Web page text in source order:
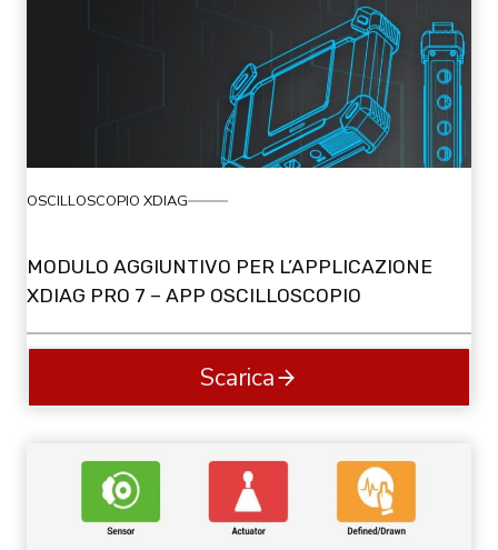
OSCILLOSCOPIO XDIAG
MODULO AGGIUNTIVO PER L’APPLICAZIONE
XDIAG PRO 7 – APP OSCILLOSCOPIO
Scarica